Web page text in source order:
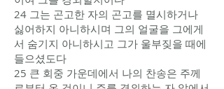
24 그는 곤고한 자의 곤고를 멸시하거나
싫어하지 아니하시며 그의 얼굴을 그에게
서 숨기지 아니하시고 그가 울부짖을 때에
들으셨도다
25 큰 회중 가운데에서 나의 찬송은 주께